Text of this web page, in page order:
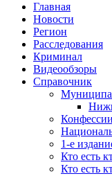
Главная
Новости
Регион
Расследования
Криминал
Видеообзоры
Справочник
Конфессии
1-е
Кто есть
Кто есть